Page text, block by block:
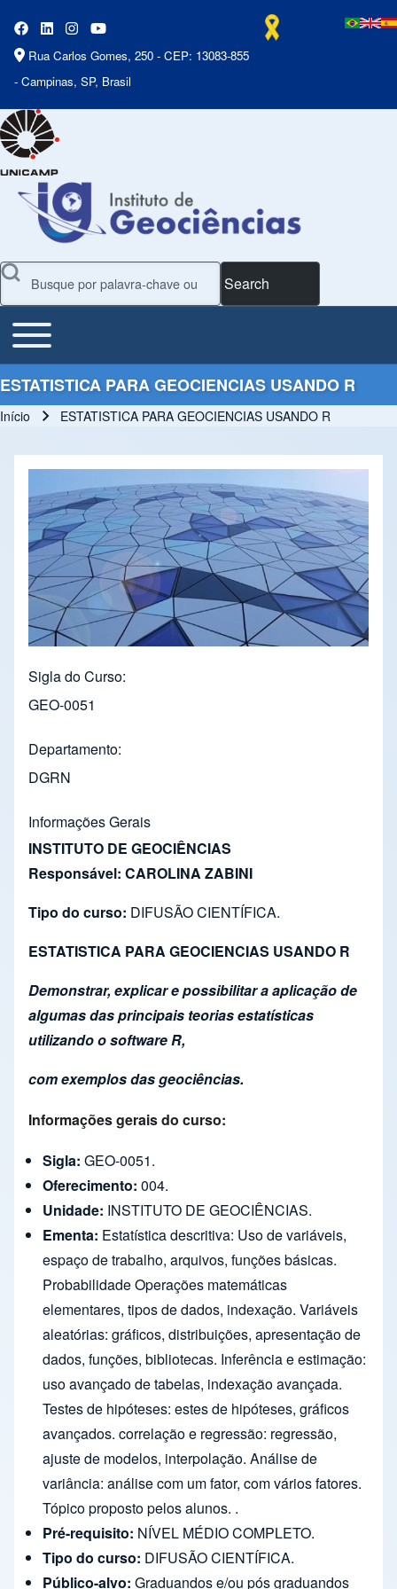
Rua Carlos Gomes, 250 - CEP: 13083-855
- Campinas, SP, Brasil
Search
Main Menu
Toggle main menu
ESTATISTICA PARA GEOCIENCIAS USANDO R
Início ESTATISTICA PARA GEOCIENCIAS USANDO R
Sigla do Curso
GEO-0051
Departamento
DGRN
Informações Gerais
INSTITUTO DE GEOCIÊNCIAS
Responsável: CAROLINA ZABINI
Tipo do curso: DIFUSÃO CIENTÍFICA.
ESTATISTICA PARA GEOCIENCIAS USANDO R
Demonstrar, explicar e possibilitar a aplicação de
algumas das principais teorias estatísticas
utilizando o software R,
com exemplos das geociências.
Informações gerais do curso:
Sigla: GEO-0051.
Oferecimento: 004.
Unidade: INSTITUTO DE GEOCIÊNCIAS.
Ementa: Estatística descritiva: Uso de variáveis,
espaço de trabalho, arquivos, funções básicas.
Probabilidade Operações matemáticas
elementares, tipos de dados, indexação. Variáveis
aleatórias: gráficos, distribuições, apresentação de
dados, funções, bibliotecas. Inferência e estimação:
uso avançado de tabelas, indexação avançada.
Testes de hipóteses: estes de hipóteses, gráficos
avançados. correlação e regressão: regressão,
ajuste de modelos, interpolação. Análise de
variância: análise com um fator, com vários fatores.
Tópico proposto pelos alunos. .
Pré-requisito: NÍVEL MÉDIO COMPLETO.
Tipo do curso: DIFUSÃO CIENTÍFICA.
Público-alvo: Graduandos e/ou pós graduandos